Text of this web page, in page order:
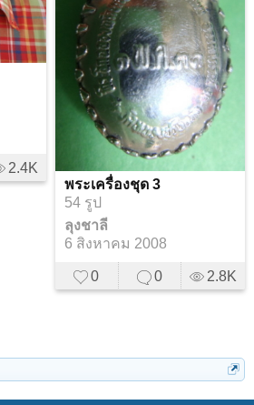
2.4K
พระเครื่องชุด 3
54 รูป
ลุงชาลี
6 สิงหาคม 2008
0 0 2.8K